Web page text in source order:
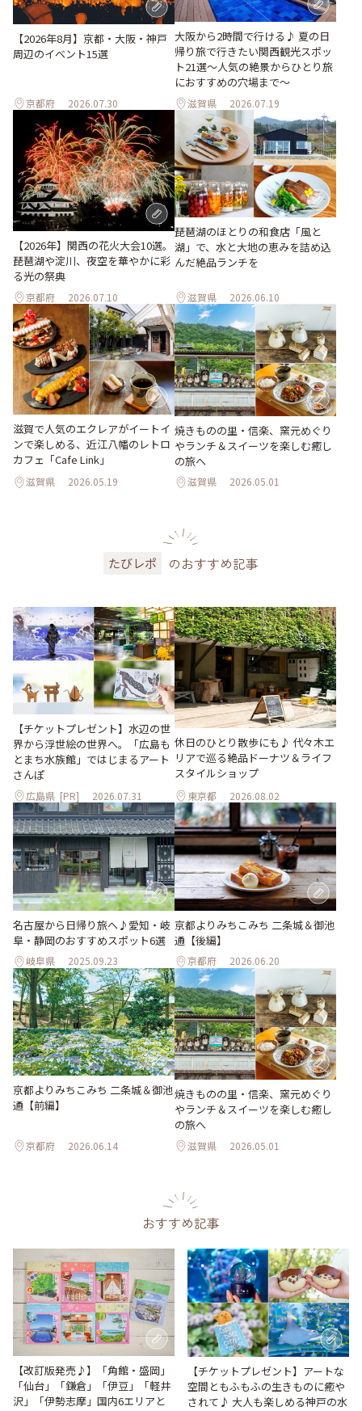
【2026年8月】京都・大阪・神戸
周辺のイベント15選
京都府 2026.07.30
大阪から2時間で行ける♪ 夏の日
帰り旅で行きたい関西観光スポッ
ト21選～人気の絶景からひとり旅
におすすめの穴場まで～
滋賀県 2026.07.19
【2026年】関西の花火大会10選。
琵琶湖や淀川、夜空を華やかに彩
る光の祭典
京都府 2026.07.10
琵琶湖のほとりの和食店「風と
湖」で、水と大地の恵みを詰め込
んだ絶品ランチを
滋賀県 2026.06.10
滋賀で人気のエクレアがイートイ
ンで楽しめる、近江八幡のレトロ
カフェ「Cafe Link」
滋賀県 2026.05.19
焼きものの里・信楽、窯元めぐり
やランチ＆スイーツを楽しむ癒し
の旅へ
滋賀県 2026.05.01
たびレポ のおすすめ記事
【チケットプレゼント】水辺の世
界から浮世絵の世界へ。「広島も
とまち水族館」ではじまるアート
さんぽ
広島県 [PR] 2026.07.31
休日のひとり散歩にも♪ 代々木エ
リアで巡る絶品ドーナツ＆ライフ
スタイルショップ
東京都 2026.08.02
名古屋から日帰り旅へ♪愛知・岐
阜・静岡のおすすめスポット6選
岐阜県 2025.09.23
京都よりみちこみち 二条城＆御池
通【後編】
京都府 2026.06.20
京都よりみちこみち 二条城＆御池
通【前編】
京都府 2026.06.14
焼きものの里・信楽、窯元めぐり
やランチ＆スイーツを楽しむ癒し
の旅へ
滋賀県 2026.05.01
おすすめ記事
【改訂版発売♪】「角館・盛岡」
「仙台」「鎌倉」「伊豆」「軽井
沢」「伊勢志摩」国内6エリアと
【チケットプレゼント】アートな
空間ともふもふの生きものに癒や
されて♪ 大人も楽しめる神戸の水